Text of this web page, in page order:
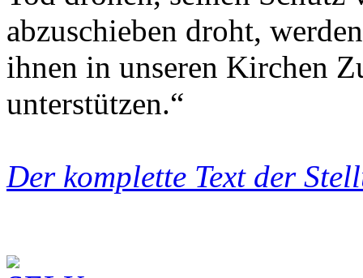
abzuschieben droht,
ihnen in unseren Kirchen
unterstützen.“
Der komplette Text der